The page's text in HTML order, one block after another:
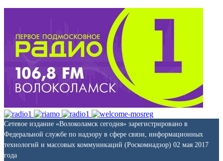
Сетевое издание «Волоколамск сегодня» зарегистрировано в
Федеральной службе по надзору в сфере связи, информационных
технологий и массовых коммуникаций (Роскомнадзор) 02 мая 2017
года